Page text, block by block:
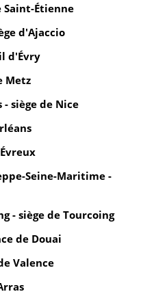
Saint-Étienne
d'Ajaccio
d'Évry
Metz
- siège de Nice
Seine-Maritime -
- siège de Tourcoing
de Douai
Valence